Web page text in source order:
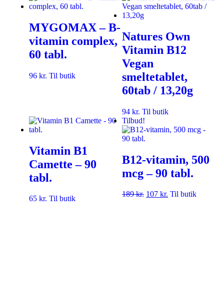
MYGOMAX – B-
vitamin complex,
60 tabl.
96 kr. Til butik
Natures Own
Vitamin B12
Vegan
smeltetablet,
60tab / 13,20g
94 kr. Til butik
Vitamin B1
Camette – 90
tabl.
65 kr. Til butik
Tilbud!
B12-vitamin, 500
mcg – 90 tabl.
189kr. 107 kr. Til butik